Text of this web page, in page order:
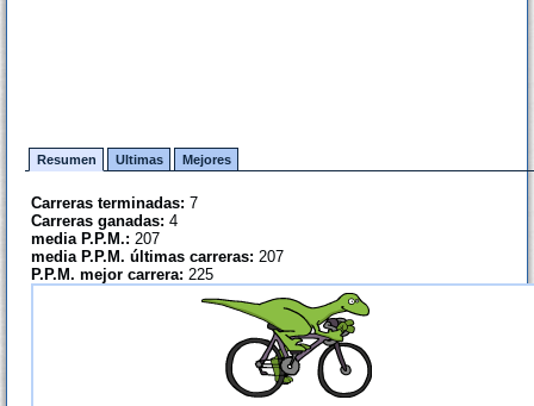
Resumen Ultimas Mejores
Carreras terminadas: 7
Carreras ganadas: 4
media P.P.M.: 207
media P.P.M. últimas carreras: 207
P.P.M. mejor carrera: 225